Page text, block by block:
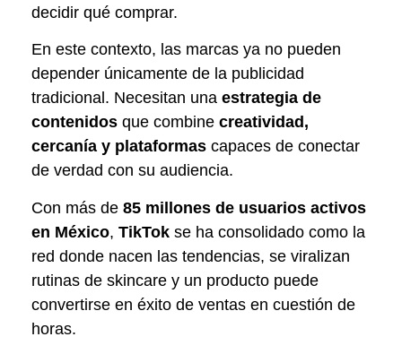
decidir qué comprar.
En este contexto, las marcas ya no pueden
depender únicamente de la publicidad
tradicional. Necesitan una estrategia de
contenidos que combine creatividad,
cercanía y plataformas capaces de conectar
de verdad con su audiencia.
Con más de 85 millones de usuarios activos
en México, TikTok se ha consolidado como la
red donde nacen las tendencias, se viralizan
rutinas de skincare y un producto puede
convertirse en éxito de ventas en cuestión de
horas.